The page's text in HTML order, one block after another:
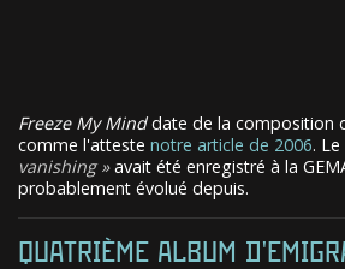
Freeze My Minddate de la composition
comme l'atteste notre article de 2006. Le
vanishing avait été enregistré à la
probablement évolué depuis.
QUATRIÈME ALBUM